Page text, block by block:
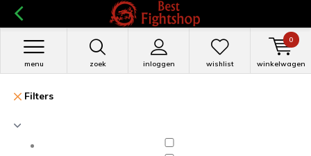
zoek inloggen
menu wishlist winkelwagen
0
Filters